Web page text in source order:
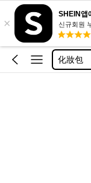
× 신규회원
makeup
makup
化妝包